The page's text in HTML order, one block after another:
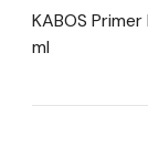
KABOS
ml